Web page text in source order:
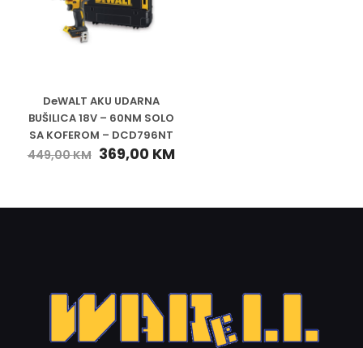
DeWALT AKU UDARNA
BUŠILICA 18V – 60NM SOLO
SA KOFEROM – DCD796NT
449,00KM 369,00 KM